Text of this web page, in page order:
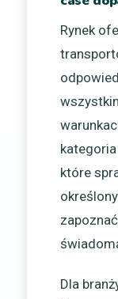
Rynek
które
Dla